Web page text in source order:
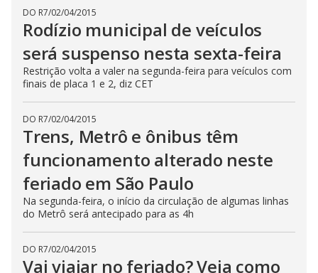
DO R7/02/04/2015
Rodízio municipal de veículos
será suspenso nesta sexta-feira
Restrição volta a valer na segunda-feira para veículos com
finais de placa 1 e 2, diz CET
DO R7/02/04/2015
Trens, Metrô e ônibus têm
funcionamento alterado neste
feriado em São Paulo
Na segunda-feira, o início da circulação de algumas linhas
do Metrô será antecipado para as 4h
DO R7/02/04/2015
Vai viajar no feriado? Veja como